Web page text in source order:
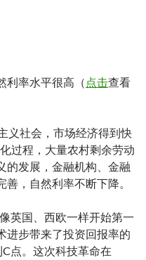
利率水平很高（ 点击查看
义社会，市场经济得到快
过程，大量农村剩余劳动
的发展，金融机构、金融
，自然利率不断下降。
英国、西欧一样开始第一
进步带来了投资回报率的
点。这次科技革命在